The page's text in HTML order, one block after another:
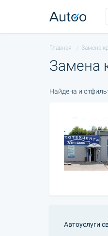
Главная Замена
Замена
Найдена и
Автоуслуги